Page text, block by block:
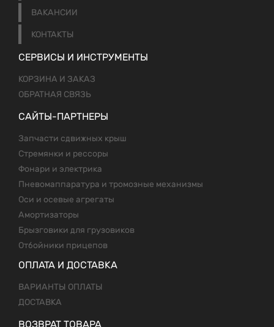
ВАКАНСИИ
КОНТАКТЫ
СЕРВИСЫ И ИНСТРУМЕНТЫ
КОРЗИНА И ЗАКАЗ
ОБРАТНАЯ СВЯЗЬ
САЙТЫ-ПАРТНЕРЫ
Запчасти сдвижных крыш
Стремянки и рессоры
Фонари и электрика
Пневомаппаратура и тромозные механизмы
Оси и осевые агрегаты
Амортизаторы
Брызговики для грузовиков
Отбойники прицепов
ОПЛАТА И ДОСТАВКА
ВАРИАНТЫ ОПЛАТЫ
ДОСТАВКА
ВОЗВРАТ ТОВАРА